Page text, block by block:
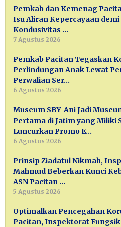
Pemkab dan Kemenag
Isu Aliran Kepercayaan demi
Kondusivitas …
7 Agustus 2026
Pemkab Pacitan Tegaskan
Perlindungan Anak Lewat
Perwalian Ser…
6 Agustus 2026
Museum SBY-Ani Jadi
Pertama di Jatim yang Miliki
Luncurkan Promo E…
6 Agustus 2026
Prinsip Ziadatul Nikmah,
Mahmud Beberkan Kunci
ASN Pacitan …
5 Agustus 2026
Optimalkan Pencegahan
Pacitan, Inspektorat